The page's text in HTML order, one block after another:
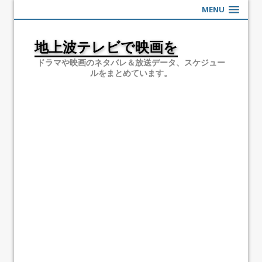
MENU
地上波テレビで映画を
ドラマや映画のネタバレ＆放送データ、スケジュー
ルをまとめています。